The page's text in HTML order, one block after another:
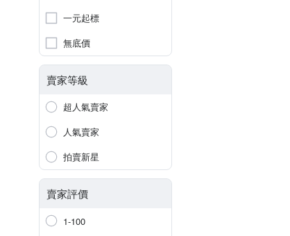
一元起標
無底價
賣家等級
超人氣賣家
人氣賣家
拍賣新星
賣家評價
1-100